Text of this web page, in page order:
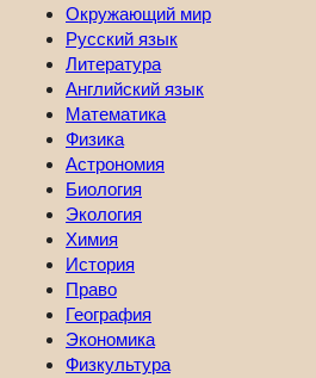
Окружающий мир
Русский язык
Литература
Английский язык
Математика
Физика
Астрономия
Биология
Экология
Химия
История
Право
География
Экономика
Физкультура